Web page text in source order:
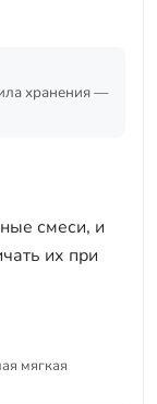
хранения —
смеси, и
их при
мягкая